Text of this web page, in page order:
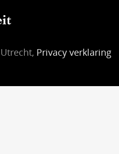
Privacy verklaring